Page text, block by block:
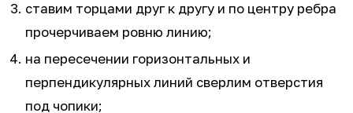
ставим торцами друг к другу и по центру ребра
прочерчиваем ровню линию;
на пересечении горизонтальных и
перпендикулярных линий сверлим отверстия
под чопики;